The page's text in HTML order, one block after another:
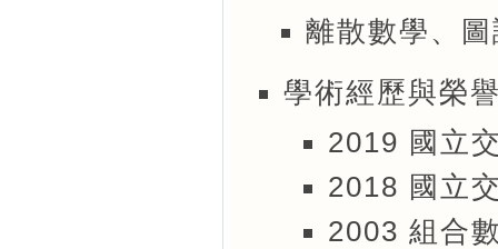
離散數學、
學術經歷與榮
2019 國立
2018 國立
2003 組合